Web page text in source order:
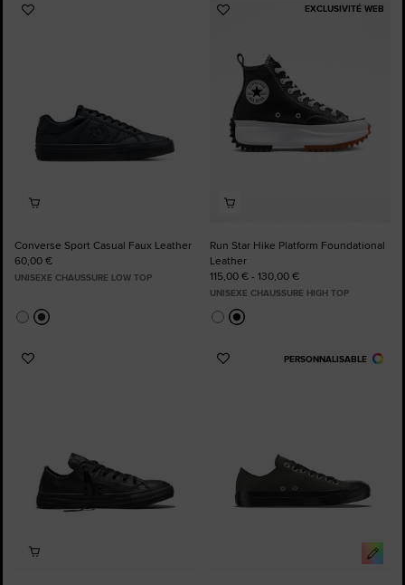
Ajouter
Converse Sport Casual Faux Leather
60,00 €
UNISEXE CHAUSSURE LOW TOP
EXCLUSIVITÉ WEB
Ajouter
Run Star Hike Platform Foundational
Leather
115,00 € - 130,00 €
UNISEXE CHAUSSURE HIGH TOP
Ajouter
PERSONNALISABLE
Ajouter